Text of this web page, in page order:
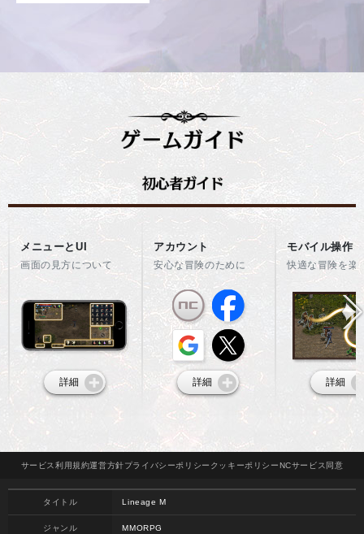
メニューとUI
画面の見方について
詳細
アカウント
安心な冒険のために
詳細
モバイル操作
快適な冒険を楽
詳細
サービス 利用規約運営方針プライバシーポリシー クッキーポリシーNCサービス 同意
タイトル Lineage M
ジャンル MMORPG